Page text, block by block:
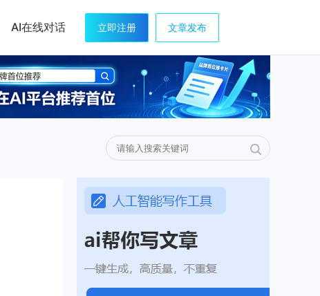
AI在线对话 立即注册 文章发布